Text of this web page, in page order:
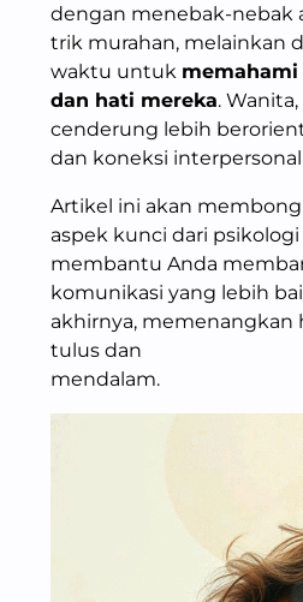
dengan menebak-nebak
trik murahan, melainkan
waktu untuk memahami
dan hati mereka.
cenderung lebih
dan koneksi
Artikel ini akan
aspek kunci dari
membantu Anda
komunikasi yang lebih
akhirnya, memenangkan
tulus dan
mendalam.